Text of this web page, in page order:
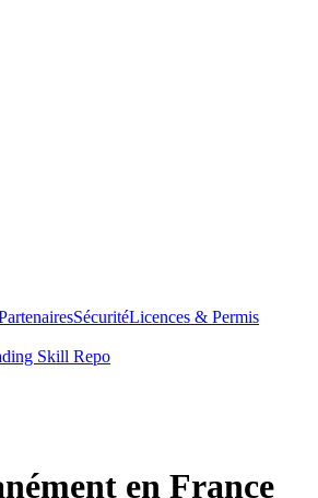
SécuritéLicences & Permis
Skill Repo
en France